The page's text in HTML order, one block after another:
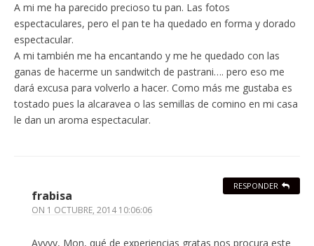
A mi me ha parecido precioso tu pan. Las fotos
espectaculares, pero el pan te ha quedado en forma y dorado
espectacular.
A mi también me ha encantando y me he quedado con las
ganas de hacerme un sandwitch de pastrani…. pero eso me
dará excusa para volverlo a hacer. Como más me gustaba es
tostado pues la alcaravea o las semillas de comino en mi casa
le dan un aroma espectacular.
frabisa
ON 1 OCTUBRE, 2014 10:06:06
Ayyyy, Mon, qué de experiencias gratas nos procura este
RESPONDER